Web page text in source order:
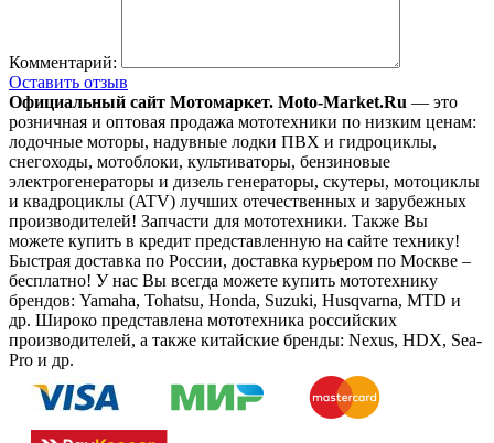
Комментарий:
Оставить отзыв
Официальный сайт Мотомаркет. Moto-Market.Ru — это
розничная и оптовая продажа мототехники по низким ценам:
лодочные моторы, надувные лодки ПВХ и гидроциклы,
снегоходы, мотоблоки, культиваторы, бензиновые
электрогенераторы и дизель генераторы, скутеры, мотоциклы
и квадроциклы (ATV) лучших отечественных и зарубежных
производителей! Запчасти для мототехники. Также Вы
можете купить в кредит представленную на сайте технику!
Быстрая доставка по России, доставка курьером по Москве –
бесплатно! У нас Вы всегда можете купить мототехнику
брендов: Yamaha, Tohatsu, Honda, Suzuki, Husqvarna, MTD и
др. Широко представлена мототехника российских
производителей, а также китайские бренды: Nexus, HDX, Sea-
Pro и др.